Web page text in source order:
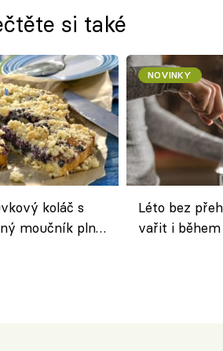
si také
koláč s
moučník plný
NOVINKY
Léto bez
vařit i